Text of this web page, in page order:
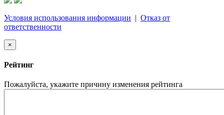
Условия использования информации | Отказ от
ответственности
×
Рейтинг
Пожалуйста, укажите причину изменения рейтинга